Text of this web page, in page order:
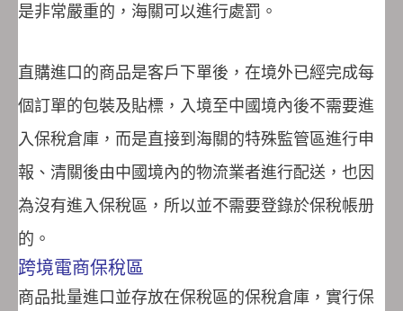
是非常嚴重的，海關可以進行處罰。
直購進口的商品是客戶下單後，在境外已經完成每
個訂單的包裝及貼標，入境至中國境內後不需要進
入保稅倉庫，而是直接到海關的特殊監管區進行申
報、清關後由中國境內的物流業者進行配送，也因
為沒有進入保稅區，所以並不需要登錄於保稅帳册
的。
跨境電商保稅區
商品批量進口並存放在保稅區的保稅倉庫，實行保